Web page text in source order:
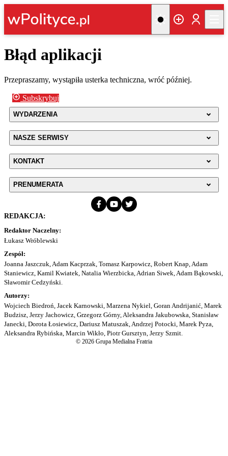
Błąd aplikacji
Przepraszamy, wystąpiła usterka techniczna, wróć później.
Subskrybuj
WYDARZENIA
NASZE SERWISY
KONTAKT
PRENUMERATA
REDAKCJA:
Redaktor Naczelny:
Łukasz Wróblewski
Zespół:
Joanna Jaszczuk, Adam Kacprzak, Tomasz Karpowicz, Robert Knap, Adam
Staniewicz, Kamil Kwiatek, Natalia Wierzbicka, Adrian Siwek, Adam Bąkowski,
Sławomir Cedzyński.
Autorzy:
Wojciech Biedroń, Jacek Karnowski, Marzena Nykiel, Goran Andrijanić, Marek
Budzisz, Jerzy Jachowicz, Grzegorz Górny, Aleksandra Jakubowska, Stanisław
Janecki, Dorota Łosiewicz, Dariusz Matuszak, Andrzej Potocki, Marek Pyza,
Aleksandra Rybińska, Marcin Wikło, Piotr Gursztyn, Jerzy Szmit.
© 2026 Grupa Medialna Fratria